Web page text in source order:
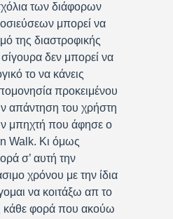
των διάφορων
μπορεί να
της διαστροφικής
δεν μπορεί να
το να κάνεις
προκειμένου
απάντηση του χρήστη
μπηχτή που άφησε ο
Walk. Κι όμως
σ’ αυτή την
χρόνου με την ίδια
να κοιτάξω απ το
κάθε φορά που ακούω